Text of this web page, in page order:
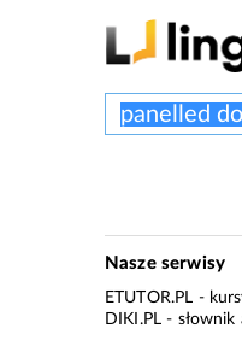
Nasze serwisy
ETUTOR.PL -
DIKI.PL - słownik